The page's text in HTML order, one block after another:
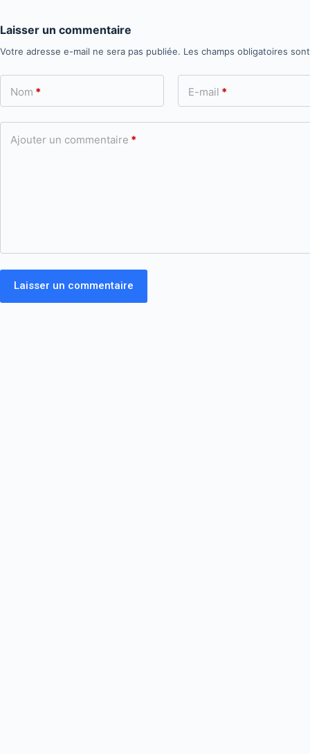
Laisser un commentaire
Votre adresse e-mail ne sera pas publiée. Les champs obligatoires
Nom * E-mail *
Ajouter un commentaire *
Laisser un commentaire